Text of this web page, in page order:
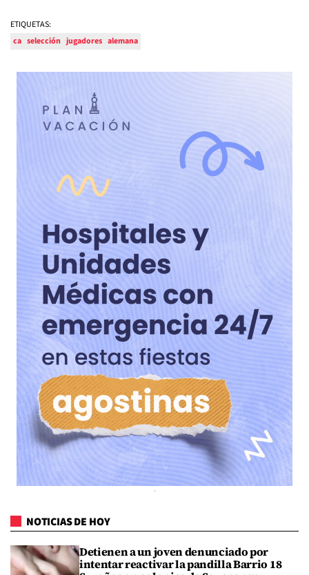
ETIQUETAS:
ca selección jugadores alemana
NOTICIAS DE HOY
Detienen a un joven denunciado por
intentar reactivar la pandilla Barrio 18